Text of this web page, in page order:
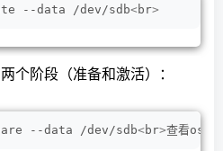
--data /dev/sdb<br>
个阶段（准备和激活）：
--data /dev/sdb<br>查看osd